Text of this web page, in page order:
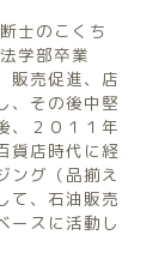
士のこくち
学部卒業
販売促進、店
、その後中堅
、２０１１年
貨店時代に経
ング（品揃え
て、石油販売
ースに活動し